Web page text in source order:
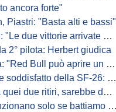
ancora forte"
Piastri: "Basta alti e bassi"
arrivate per colpa nostra
2° pilota: Herbert giudica
può aprire un nuovo corso"
26: "Non è solo la mia macchina"
sarebbe davanti di tanto"
solo se battiamo gli altri"